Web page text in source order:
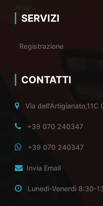
SERVIZI
Registrazione
CONTATTI
Via dell'Artigianato,11C
+39 070 240347
+39 070 240347
Invia Email
Lunedì-Venerdì 8:30-